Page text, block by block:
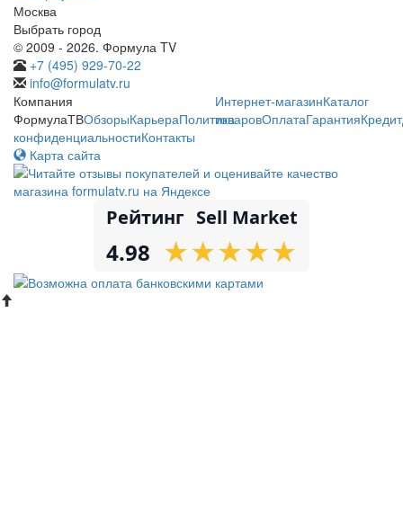
Москва
Выбрать город
© 2009 - 2026. Формула TV
+7 (495) 929-70-22
info@formulatv.ru
Компания
ФормулаТВОбзорыКарьераПолитика
конфиденциальностиКонтакты
Интернет-магазинКаталог
товаровОплатаГарантияКредит
Карта сайта
Рейтинг Sell Market
4.98 ★
★★
★★
★★
★★
★